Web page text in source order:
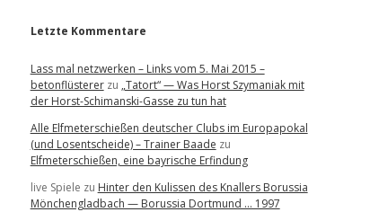
Letzte Kommentare
Lass mal netzwerken – Links vom 5. Mai 2015 –
betonflüstererzu „Tatort“ — Was Horst Szymaniak mit
der Horst-Schimanski-Gasse zu tun hat
Alle Elfmeterschießen deutscher Clubs im Europapokal
(und Losentscheide) – Trainer Baade zu
Elfmeterschießen, eine bayrische Erfindung
live Spiele zu Hinter den Kulissen des Knallers Borussia
Mönchengladbach — Borussia Dortmund … 1997